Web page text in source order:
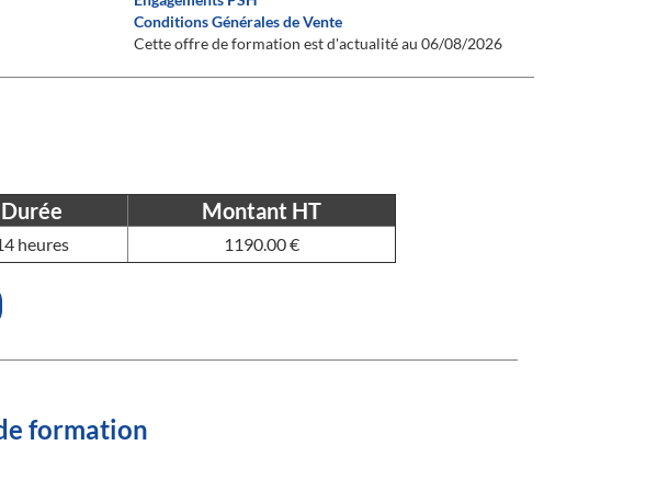
Conditions Générales de Vente
Cette offre de formation est d'actualité au 06/08/2026
Durée Montant HT
heures 1190.00 €
formation